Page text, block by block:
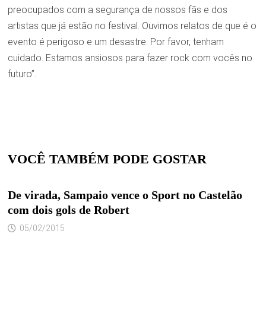
preocupados com a segurança de nossos fãs e dos
artistas que já estão no festival. Ouvimos relatos de que é o
evento é perigoso e um desastre. Por favor, tenham
cuidado. Estamos ansiosos para fazer rock com vocês no
futuro”.
VOCÊ TAMBÉM PODE GOSTAR
De virada, Sampaio vence o Sport no Castelão
com dois gols de Robert
05/02/2015